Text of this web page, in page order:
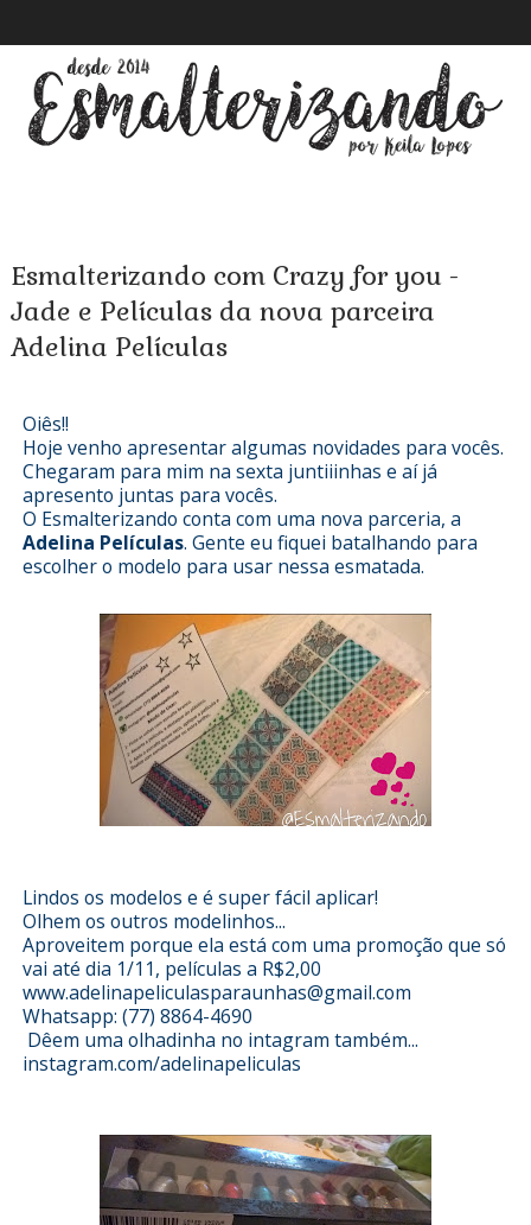
Esmalterizando com Crazy for you -
Jade e Películas da nova parceira
Adelina Películas
Oiês!!
Hoje venho apresentar algumas novidades para vocês.
Chegaram para mim na sexta juntiiinhas e aí já
apresento juntas para vocês.
O Esmalterizando conta com uma nova parceria, a
Adelina Películas. Gente eu fiquei batalhando para
escolher o modelo para usar nessa esmatada.
Lindos os modelos e é super fácil aplicar!
Olhem os outros modelinhos...
Aproveitem porque ela está com uma promoção que só
vai até dia 1/11, películas a R$2,00
www.adelinapeliculasparaunhas@gmail.com
Whatsapp: (77) 8864-4690
Dêem uma olhadinha no intagram também...
instagram.com/adelinapeliculas